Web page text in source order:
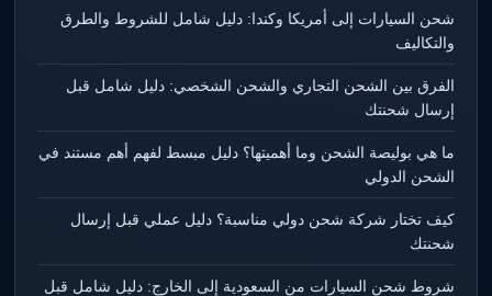
شحن السيارات إلى أمريكا وكندا: دليل شامل للشروط والطرق
والتكاليف
الفرق بين الشحن التجاري والشحن الشخصي: دليل شامل قبل
إرسال شحنتك
ما هي بوليصة الشحن وما أهميتها؟ دليل مبسط لفهم أهم مستند في
الشحن الدولي
كيف تختار شركة شحن دولي مناسبة؟ دليل عملي قبل إرسال
شحنتك
شروط شحن السيارات من السعودية إلى الخارج: دليل شامل قبل